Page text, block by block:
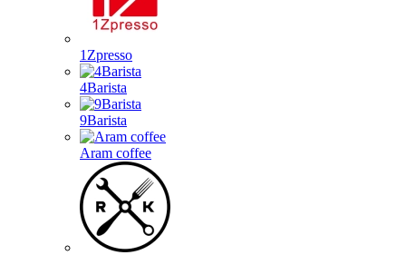
1Zpresso
4Barista
9Barista
Aram coffee